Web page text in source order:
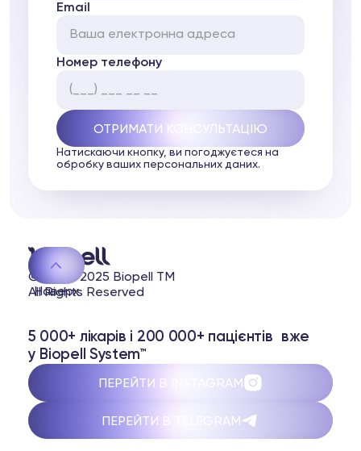
Email
Номер телефону
Натискаючи кнопку, ви погоджуєтеся на
обробку ваших персональних даних.
© 2020-2025 Biopell TM
All Rights Reserved
5 000+ лікарів і 200 000+ пацієнтів вже
у Biopell System™
ПЕРЕЙТИ В INSTAGRAM
ПЕРЕЙТИ В TELEGRAM
Наверх